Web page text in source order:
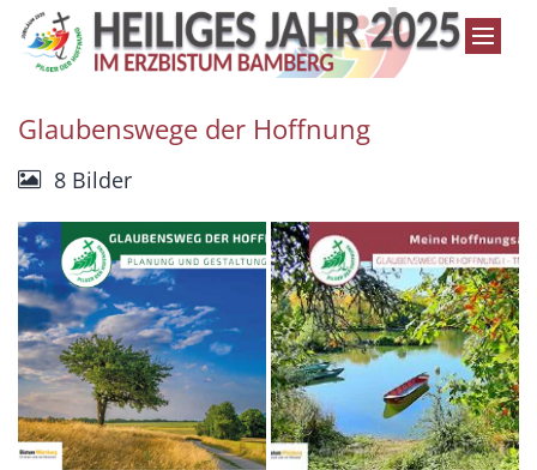
Zum Inhalt springen
Glaubenswege der Hoffnung
8 Bilder